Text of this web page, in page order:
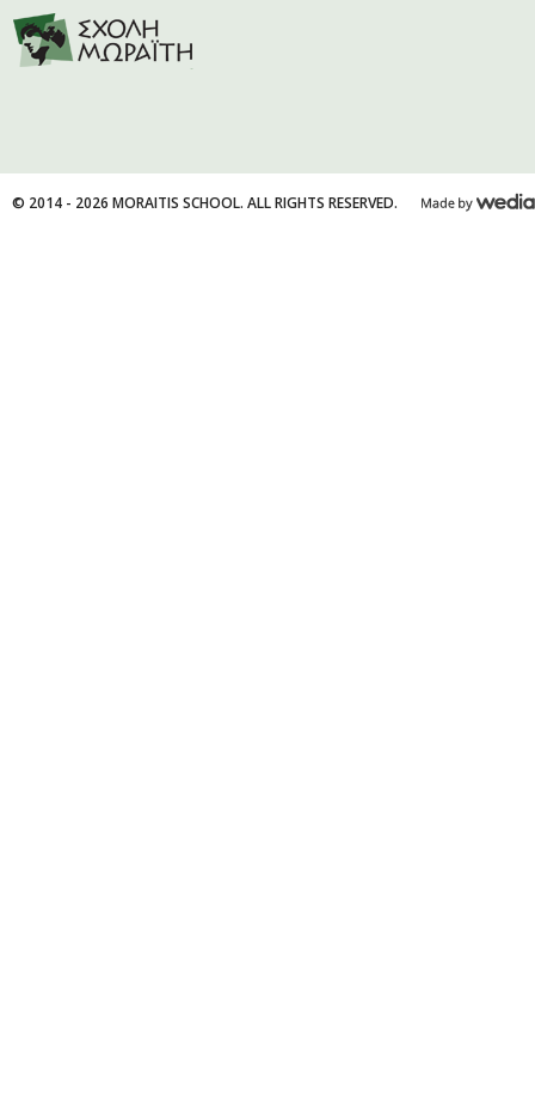
© 2014 - 2026 MORAITIS SCHOOL. ALL RIGHTS RESERVED.